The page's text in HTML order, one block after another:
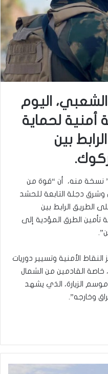
اليوم
أمنية لحماية
بين
نسخة منه، أن “قوة من
وشرق دجلة التابعة للحشد
الطريق الرابط بين
الطرق المؤدية إلى
الأمنية وتسيير دوريات
خاصة القادمين من الشمال
الزيارة، الذي يشهد
وخارجه”.